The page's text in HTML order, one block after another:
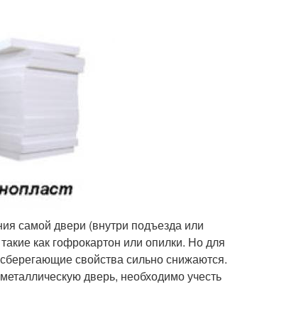
самой двери (внутри подъезда или
как гофрокартон или опилки. Но для
свойства сильно снижаются.
дверь, необходимо учесть